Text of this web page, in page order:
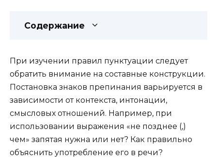
Содержание
При изучении правил пунктуации следует
обратить внимание на составные конструкции.
Постановка знаков препинания варьируется в
зависимости от контекста, интонации,
смысловых отношений. Например, при
использовании выражения «не позднее (,)
чем» запятая нужна или нет? Как правильно
объяснить употребление его в речи?